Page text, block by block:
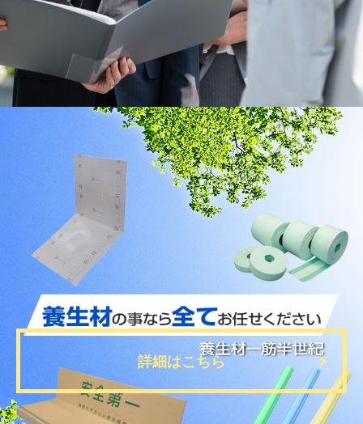
NEW 2026.7.8
夏季休業のお知らせ
熱中症対策カタログ2026発刊のお知らせ
臨時休業のお知らせ
2026.2.13
建設資材製品カタログ更新のお知らせ
詳細はこちら